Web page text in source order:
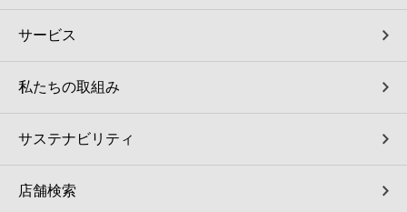
パウダースペース ラブン（店舗限定）
ソフトバンクギフト
サービス
私たちの取組み
サステナビリティ
店舗検索